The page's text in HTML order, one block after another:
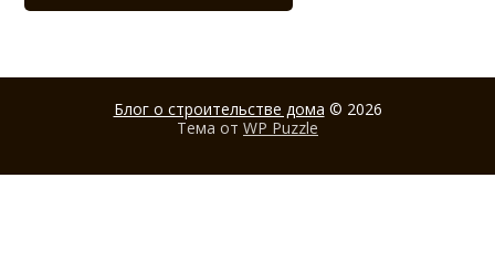
Блог о строительстве дома © 2026
Тема от WP Puzzle